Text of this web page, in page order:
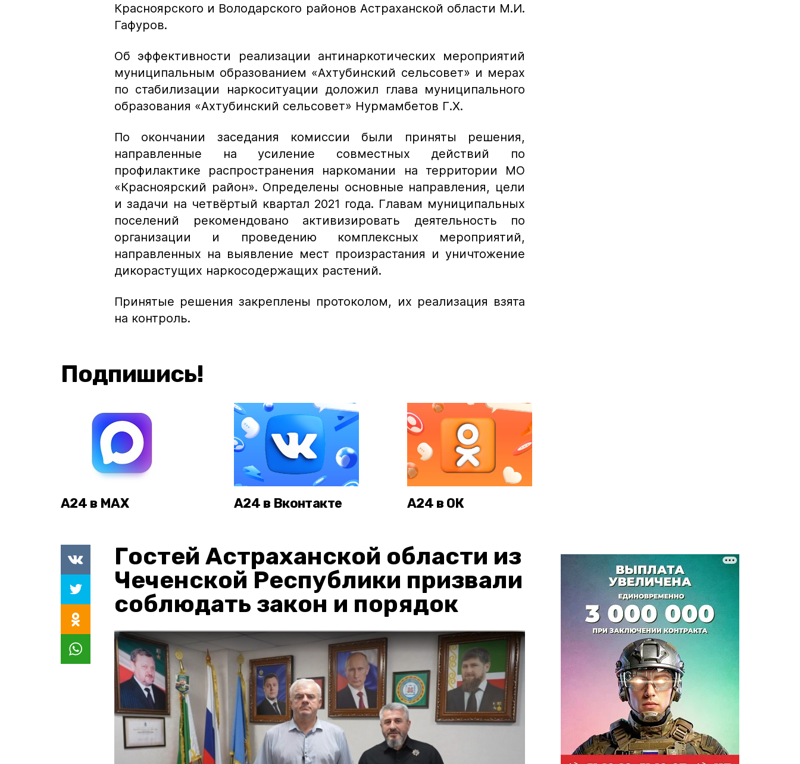
Красноярского и Володарского районов Астраханской области М.И.
Гафуров.
Об эффективности реализации антинаркотических мероприятий
муниципальным образованием «Ахтубинский сельсовет» и мерах
по стабилизации наркоситуации доложил глава муниципального
образования «Ахтубинский сельсовет» Нурмамбетов Г.Х.
По окончании заседания комиссии были приняты решения,
направленные на усиление совместных действий по
профилактике распространения наркомании на территории МО
«Красноярский район». Определены основные направления, цели
и задачи на четвёртый квартал 2021 года. Главам муниципальных
поселений рекомендовано активизировать деятельность по
организации и проведению комплексных мероприятий,
направленных на выявление мест произрастания и уничтожение
дикорастущих наркосодержащих растений.
Принятые решения закреплены протоколом, их реализация взята
на контроль.
Подпишись!
А24 в MAX А24 в Вконтакте А24 в ОК
Гостей Астраханской области из
Чеченской Республики призвали
соблюдать закон и порядок